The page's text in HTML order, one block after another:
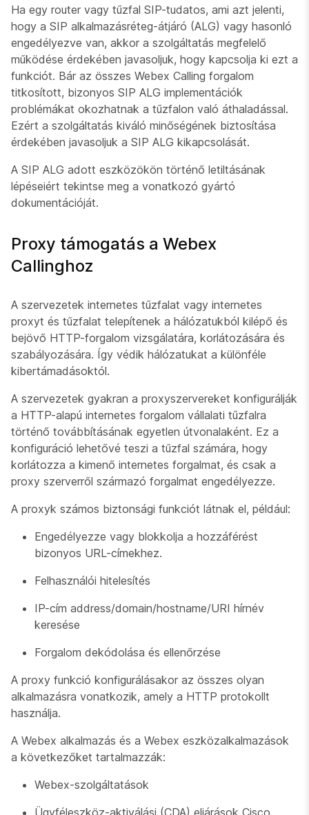
Ha egy router vagy tűzfal SIP-tudatos, ami azt jelenti,
hogy a SIP alkalmazásréteg-átjáró (ALG) vagy hasonló
engedélyezve van, akkor a szolgáltatás megfelelő
működése érdekében javasoljuk, hogy kapcsolja ki ezt a
funkciót. Bár az összes Webex Calling forgalom
titkosított, bizonyos SIP ALG implementációk
problémákat okozhatnak a tűzfalon való áthaladással.
Ezért a szolgáltatás kiváló minőségének biztosítása
érdekében javasoljuk a SIP ALG kikapcsolását.
A SIP ALG adott eszközökön történő letiltásának
lépéseiért tekintse meg a vonatkozó gyártó
dokumentációját.
Proxy támogatás a Webex
Callinghoz
A szervezetek internetes tűzfalat vagy internetes
proxyt és tűzfalat telepítenek a hálózatukból kilépő és
bejövő HTTP-forgalom vizsgálatára, korlátozására és
szabályozására. Így védik hálózatukat a különféle
kibertámadásoktól.
A szervezetek gyakran a proxyszervereket konfigurálják
a HTTP-alapú internetes forgalom vállalati tűzfalra
történő továbbításának egyetlen útvonalaként. Ez a
konfiguráció lehetővé teszi a tűzfal számára, hogy
korlátozza a kimenő internetes forgalmat, és csak a
proxy szerverről származó forgalmat engedélyezze.
A proxyk számos biztonsági funkciót látnak el, például:
Engedélyezze vagy blokkolja a hozzáférést
bizonyos URL-címekhez.
Felhasználói hitelesítés
IP-cím address/domain/hostname/URI hírnév
keresése
Forgalom dekódolása és ellenőrzése
A proxy funkció konfigurálásakor az összes olyan
alkalmazásra vonatkozik, amely a HTTP protokollt
használja.
A Webex alkalmazás és a Webex eszközalkalmazások
a következőket tartalmazzák:
Webex-szolgáltatások
Ügyféleszköz-aktiválási (CDA) eljárások Cisco